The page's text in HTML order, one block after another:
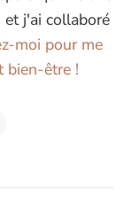
et j'ai collaboré
moi pour me
bien-être !